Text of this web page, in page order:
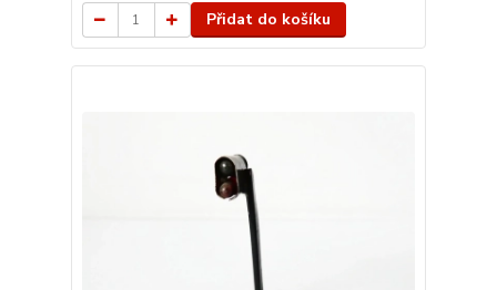
Přidat do košíku